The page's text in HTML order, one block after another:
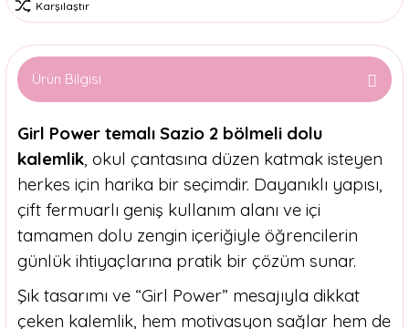
Karşılaştır
Ürün Bilgisi
Girl Power temalı Sazio 2 bölmeli dolu
kalemlik, okul çantasına düzen katmak isteyen
herkes için harika bir seçimdir. Dayanıklı yapısı,
çift fermuarlı geniş kullanım alanı ve içi
tamamen dolu zengin içeriğiyle öğrencilerin
günlük ihtiyaçlarına pratik bir çözüm sunar.
Şık tasarımı ve “Girl Power” mesajıyla dikkat
çeken kalemlik, hem motivasyon sağlar hem de